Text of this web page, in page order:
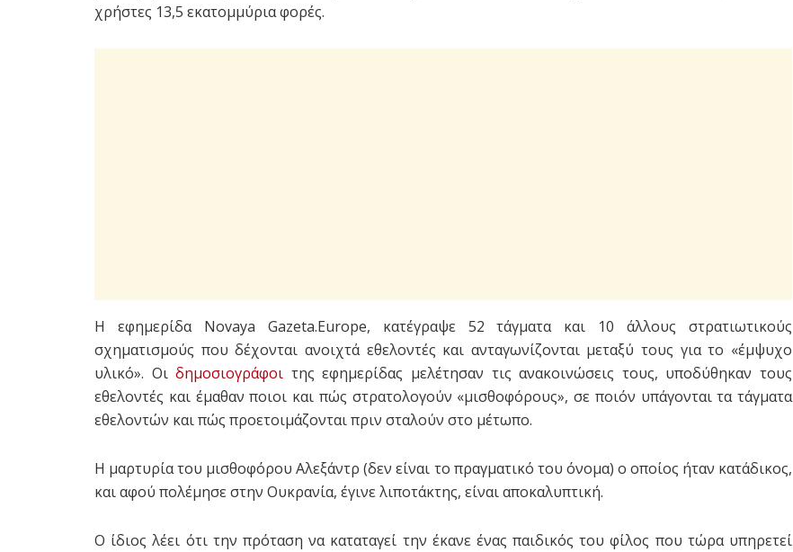
χρήστες 13,5 εκατομμύρια φορές.
Η εφημερίδα Novaya Gazeta.Europe, κατέγραψε 52 τάγματα και 10 άλλους στρατιωτικούς
σχηματισμούς που δέχονται ανοιχτά εθελοντές και ανταγωνίζονται μεταξύ τους για το «έμψυχο
υλικό». Οιδημοσιογράφοι της εφημερίδας μελέτησαν τις ανακοινώσεις τους, υποδύθηκαν τους
εθελοντές και έμαθαν ποιοι και πώς στρατολογούν «μισθοφόρους», σε ποιόν υπάγονται τα τάγματα
εθελοντών και πώς προετοιμάζονται πριν σταλούν στο μέτωπο.
Η μαρτυρία του μισθοφόρου Αλεξάντρ (δεν είναι το πραγματικό του όνομα) ο οποίος ήταν κατάδικος,
και αφού πολέμησε στην Ουκρανία, έγινε λιποτάκτης, είναι αποκαλυπτική.
Ο ίδιος λέει ότι την πρόταση να καταταγεί την έκανε ένας παιδικός του φίλος που τώρα υπηρετεί